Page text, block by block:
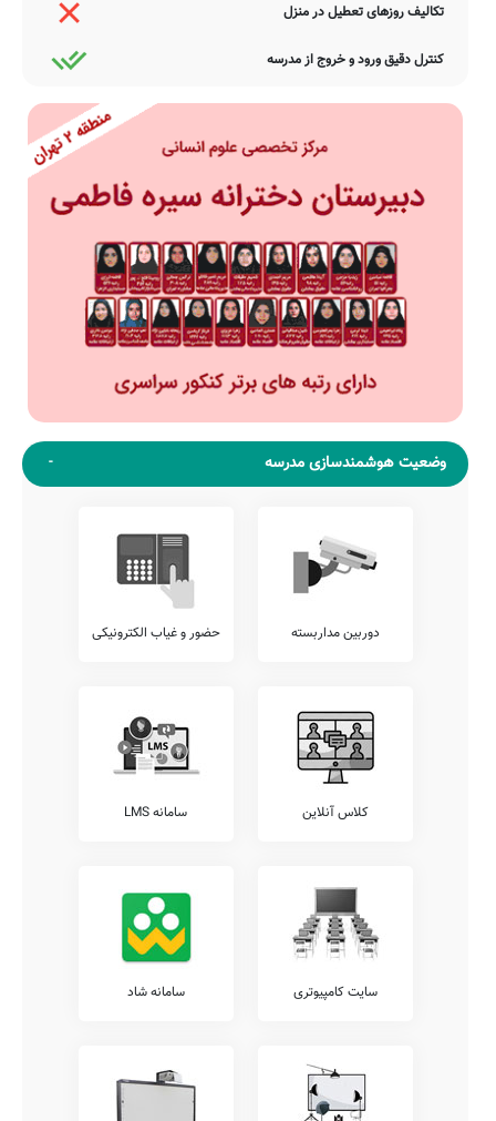
تکالیف روزهای تعطیل در منزل
کنترل دقیق ورود و خروج از مدرسه
وضعیت هوشمندسازی مدرسه
دوربین مداربسته حضور و غیاب الکترونیکی
کلاس آنلاین سامانه LMS
سایت کامپیوتری سامانه شاد